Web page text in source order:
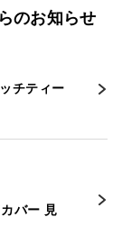
のお知らせ
チティー
バー 見